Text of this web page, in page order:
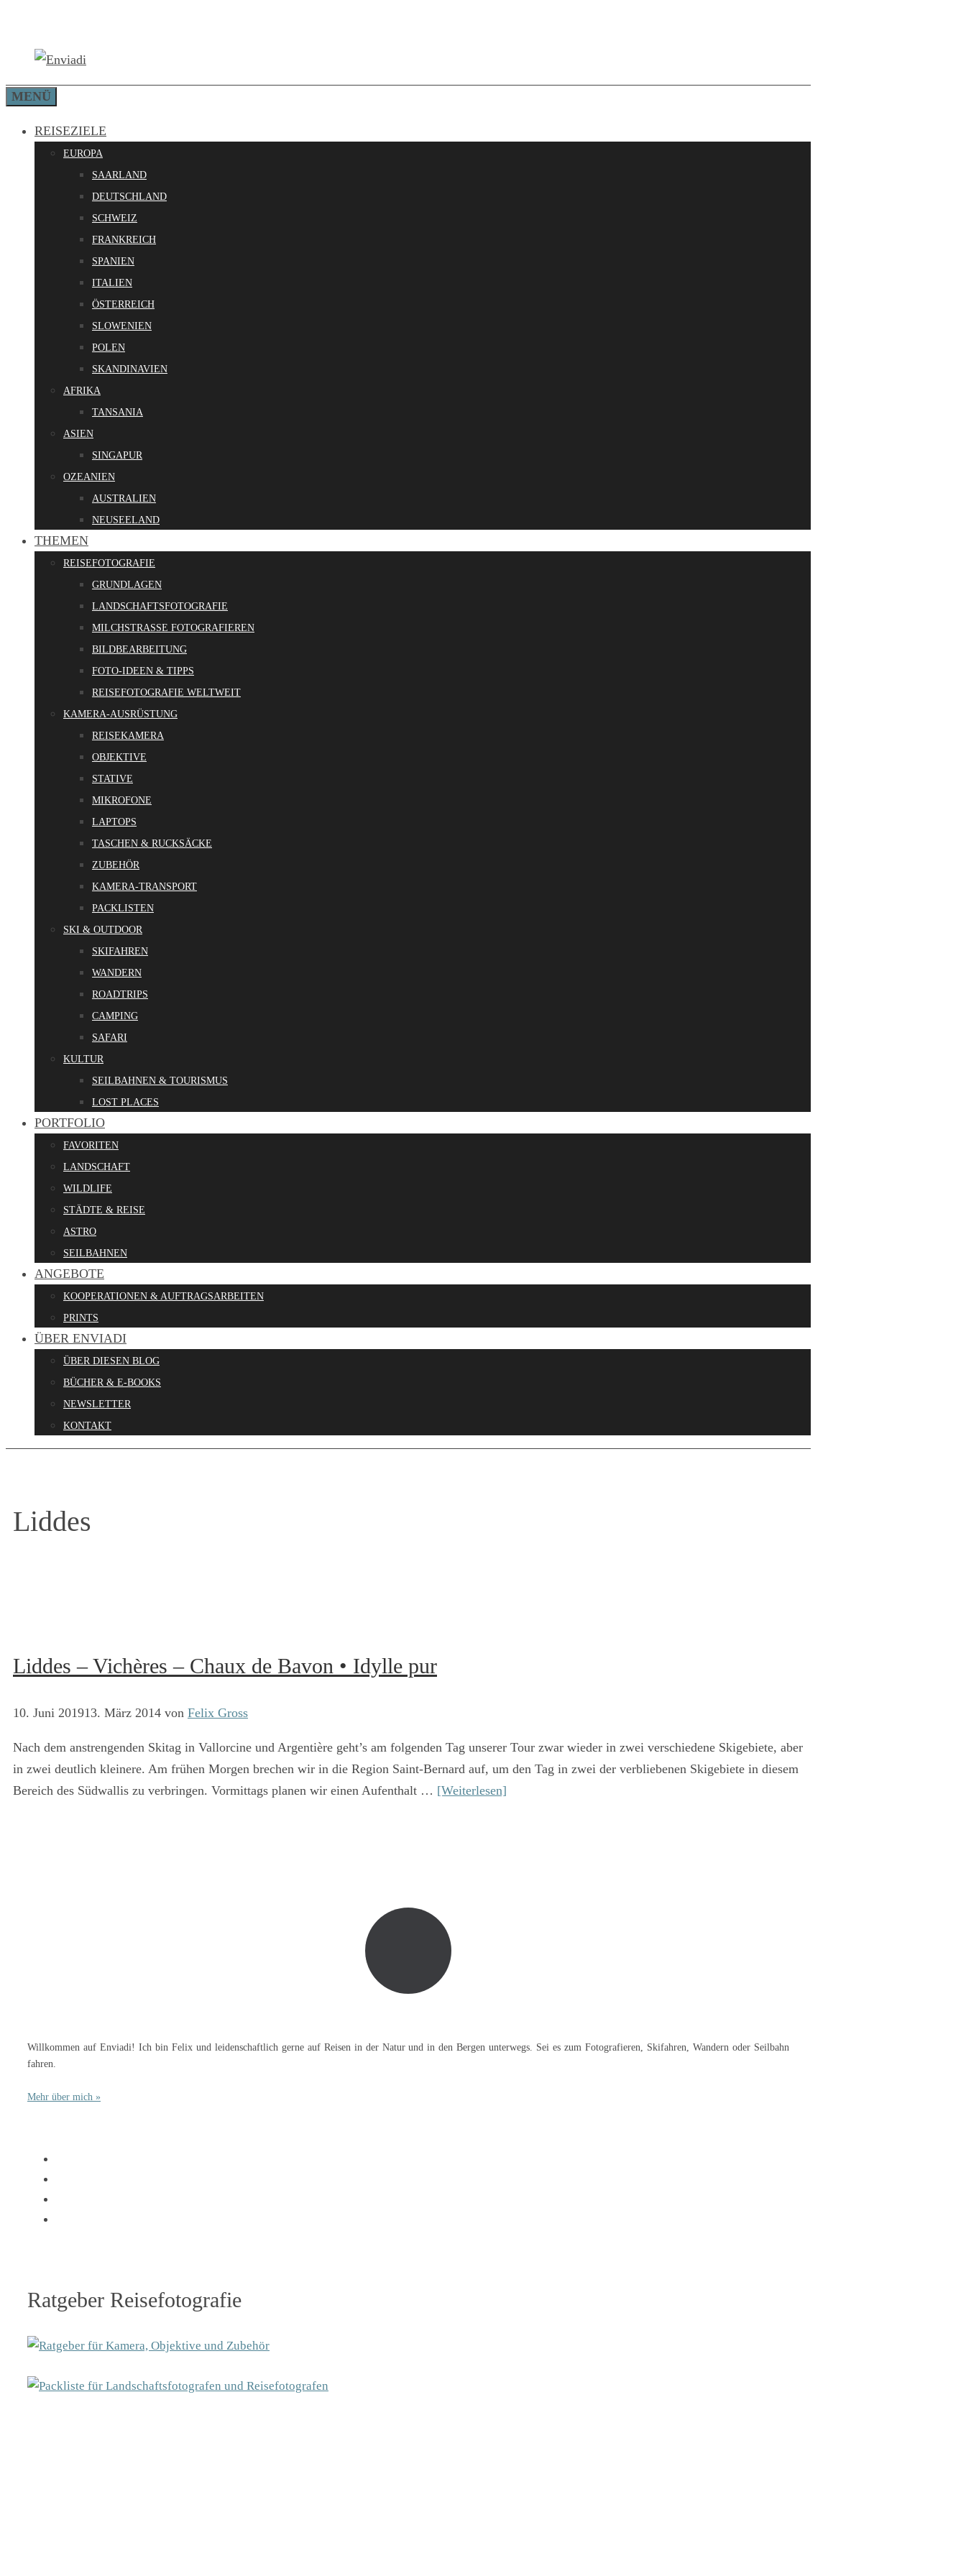
springen
MENÜ
REISEZIELE
EUROPA
SAARLAND
DEUTSCHLAND
SCHWEIZ
FRANKREICH
SPANIEN
ITALIEN
ÖSTERREICH
SLOWENIEN
POLEN
SKANDINAVIEN
AFRIKA
TANSANIA
ASIEN
SINGAPUR
OZEANIEN
AUSTRALIEN
NEUSEELAND
THEMEN
REISEFOTOGRAFIE
GRUNDLAGEN
LANDSCHAFTSFOTOGRAFIE
MILCHSTRASSE FOTOGRAFIEREN
BILDBEARBEITUNG
FOTO-IDEEN & TIPPS
REISEFOTOGRAFIE WELTWEIT
KAMERA-AUSRÜSTUNG
REISEKAMERA
OBJEKTIVE
STATIVE
MIKROFONE
LAPTOPS
TASCHEN & RUCKSÄCKE
ZUBEHÖR
KAMERA-TRANSPORT
PACKLISTEN
SKI & OUTDOOR
SKIFAHREN
WANDERN
ROADTRIPS
CAMPING
SAFARI
KULTUR
SEILBAHNEN & TOURISMUS
LOST PLACES
PORTFOLIO
FAVORITEN
LANDSCHAFT
WILDLIFE
STÄDTE & REISE
ASTRO
SEILBAHNEN
ANGEBOTE
KOOPERATIONEN & AUFTRAGSARBEITEN
PRINTS
ÜBER ENVIADI
ÜBER DIESEN BLOG
BÜCHER & E-BOOKS
NEWSLETTER
KONTAKT
Liddes
Liddes – Vichères – Chaux de Bavon • Idylle pur
10. Juni 201913. März 2014 von Felix Gross
Nach dem anstrengenden Skitag in Vallorcine und Argentière geht’s am folgenden Tag unserer Tour zwar wieder in zwei verschiedene Skigebiete, aber
in zwei deutlich kleinere. Am frühen Morgen brechen wir in die Region Saint-Bernard auf, um den Tag in zwei der verbliebenen Skigebiete in diesem
Bereich des Südwallis zu verbringen. Vormittags planen wir einen Aufenthalt … [Weiterlesen]
Willkommen auf Enviadi! Ich bin Felix und leidenschaftlich gerne auf Reisen in der Natur und in den Bergen unterwegs. Sei es zum Fotografieren, Skifahren, Wandern oder Seilbahn
fahren.
Mehr über mich »
Ratgeber Reisefotografie